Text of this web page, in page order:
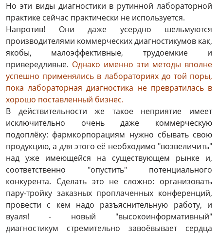
Но эти виды диагностики в рутинной лабораторной
практике сейчас практически не используется.
Напротив! Они даже усердно шельмуются
производителями коммерческих диагностикумов как,
якобы, малоэффективные, трудоемкие и
привередливые. Однако именно эти методы вполне
успешно применялись в лабораториях до той поры,
пока лабораторная диагностика не превратилась в
хорошо поставленный бизнес.
В действительности же такое неприятие имеет
исключительно очень даже коммерческую
подоплёку: фармкорпорациям нужно сбывать свою
продукцию, а для этого её необходимо "возвеличить"
над уже имеющейся на существующем рынке и,
соответственно "опустить" потенциального
конкурента. Сделать это не сложно: организовать
пару-тройку заказных проплаченных конференций,
провести с кем надо разъяснительную работу, и
вуаля! - новый "высокоинформативный"
диагностикум стремительно завоёвывает сердца